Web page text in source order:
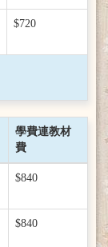
$720
學費連教材
費
$840
$840